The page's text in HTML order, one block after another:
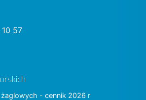
57
- cennik 2026 r